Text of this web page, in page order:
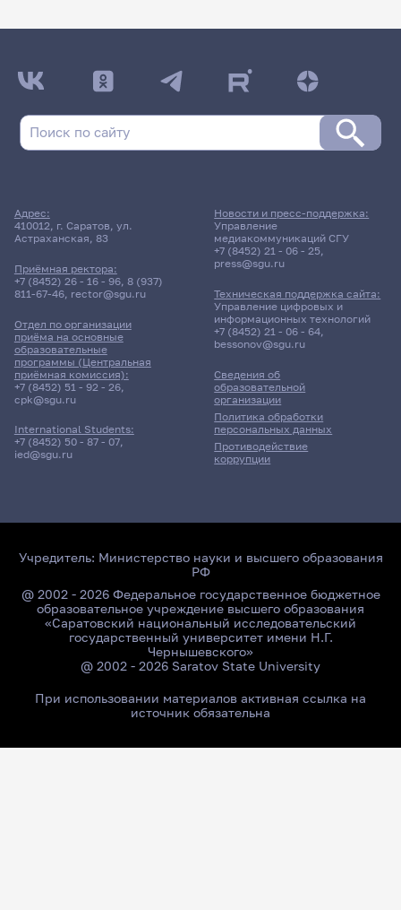
Адрес:
410012, г. Саратов, ул.
Астраханская, 83
Приёмная ректора:
+7 (8452) 26 - 16 - 96, 8 (937)
811-67-46, rector@sgu.ru
Отдел по организации
приёма на основные
образовательные
программы (Центральная
приёмная комиссия):
+7 (8452) 51 - 92 - 26,
cpk@sgu.ru
International Students:
+7 (8452) 50 - 87 - 07,
ied@sgu.ru
Сведения об
образовательной
организации
Политика обработки
персональных данных
Противодействие
коррупции
Новости и пресс-поддержка:
Управление
медиакоммуникаций СГУ
+7 (8452) 21 - 06 - 25,
press@sgu.ru
Техническая поддержка сайта:
Управление цифровых и
информационных технологий
+7 (8452) 21 - 06 - 64,
bessonov@sgu.ru
Учредитель: Министерство науки и высшего образования
РФ
@ 2002 - 2026 Федеральное государственное бюджетное
образовательное учреждение высшего образования
«Саратовский национальный исследовательский
государственный университет имени Н.Г.
Чернышевского»
@ 2002 - 2026 Saratov State University
При использовании материалов активная ссылка на
источник обязательна